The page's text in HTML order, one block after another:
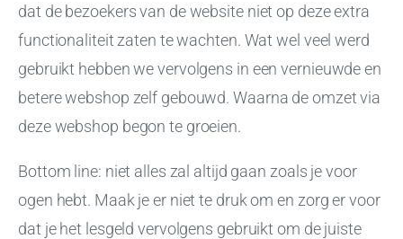
dat de bezoekers van de website niet op deze extra
functionaliteit zaten te wachten. Wat wel veel werd
gebruikt hebben we vervolgens in een vernieuwde en
betere webshop zelf gebouwd. Waarna de omzet via
deze webshop begon te groeien.
Bottom line: niet alles zal altijd gaan zoals je voor
ogen hebt. Maak je er niet te druk om en zorg er voor
dat je het lesgeld vervolgens gebruikt om de juiste